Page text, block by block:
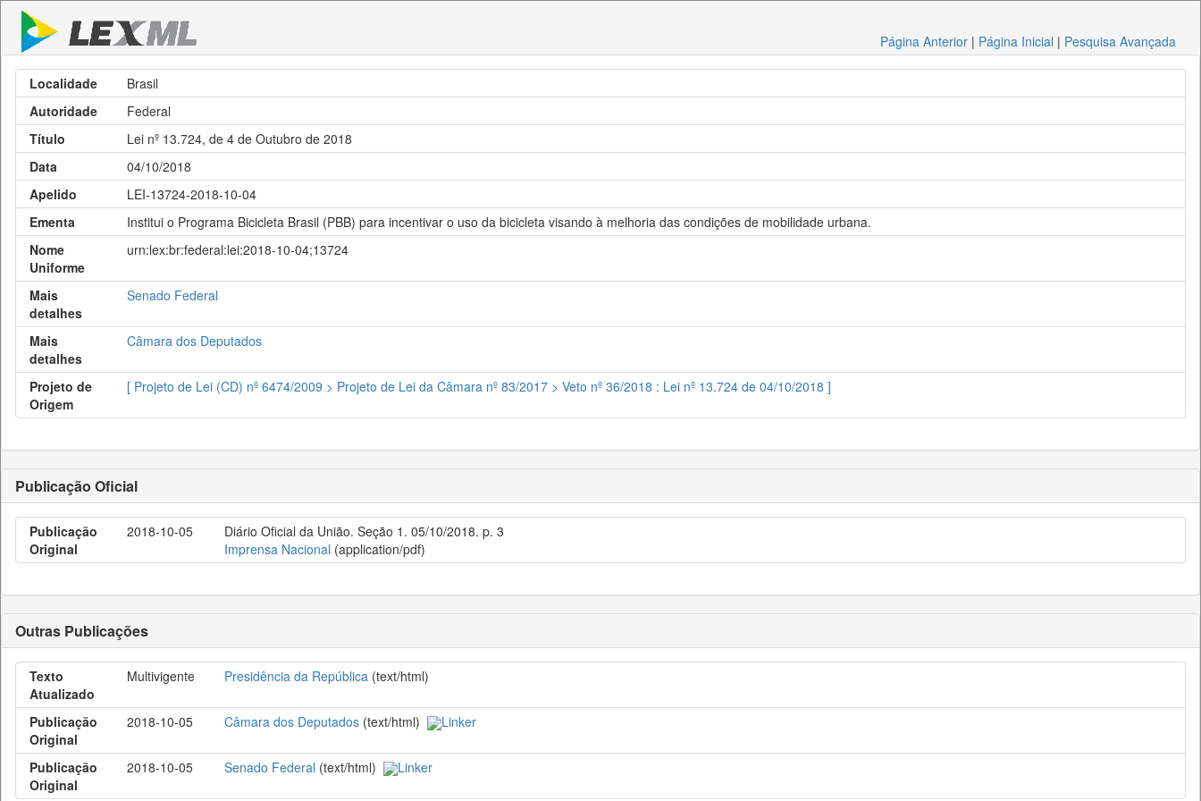
Página Anterior | Página Inicial | Pesquisa Avançada
Localidade
Brasil
Autoridade
Federal
Título
Lei nº 13.724, de 4 de Outubro de 2018
Data
04/10/2018
Apelido
LEI-13724-2018-10-04
Ementa
Institui o Programa Bicicleta Brasil (PBB) para incentivar o uso da bicicleta visando à melhoria das condições de mobilidade urbana.
Nome
Uniforme
urn:lex:br:federal:lei:2018-10-04;13724
Mais
detalhes
Senado Federal
Mais
detalhes
Câmara dos Deputados
Projeto de
Origem
[ Projeto de Lei (CD) nº 6474/2009 > Projeto de Lei da Câmara nº 83/2017 > Veto nº 36/2018 : Lei nº 13.724 de 04/10/2018 ]
Publicação Oficial
Publicação
Original
2018-10-05
Diário Oficial da União. Seção 1. 05/10/2018. p. 3
Imprensa Nacional (application/pdf)
Outras Publicações
Texto
Atualizado
Multivigente Presidência da República (text/html)
Publicação
Original
2018-10-05 Câmara dos Deputados (text/html) Linker
Publicação
Original
2018-10-05 Senado Federal (text/html) Linker